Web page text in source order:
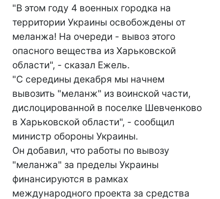
"В этом году 4 военных городка на
территории Украины освобождены от
меланжа! На очереди - вывоз этого
опасного вещества из Харьковской
области", - сказал Ежель.
"С середины декабря мы начнем
вывозить "меланж" из воинской части,
дислоцированной в поселке Шевченково
в Харьковской области", - сообщил
министр обороны Украины.
Он добавил, что работы по вывозу
"меланжа" за пределы Украины
финансируются в рамках
международного проекта за средства